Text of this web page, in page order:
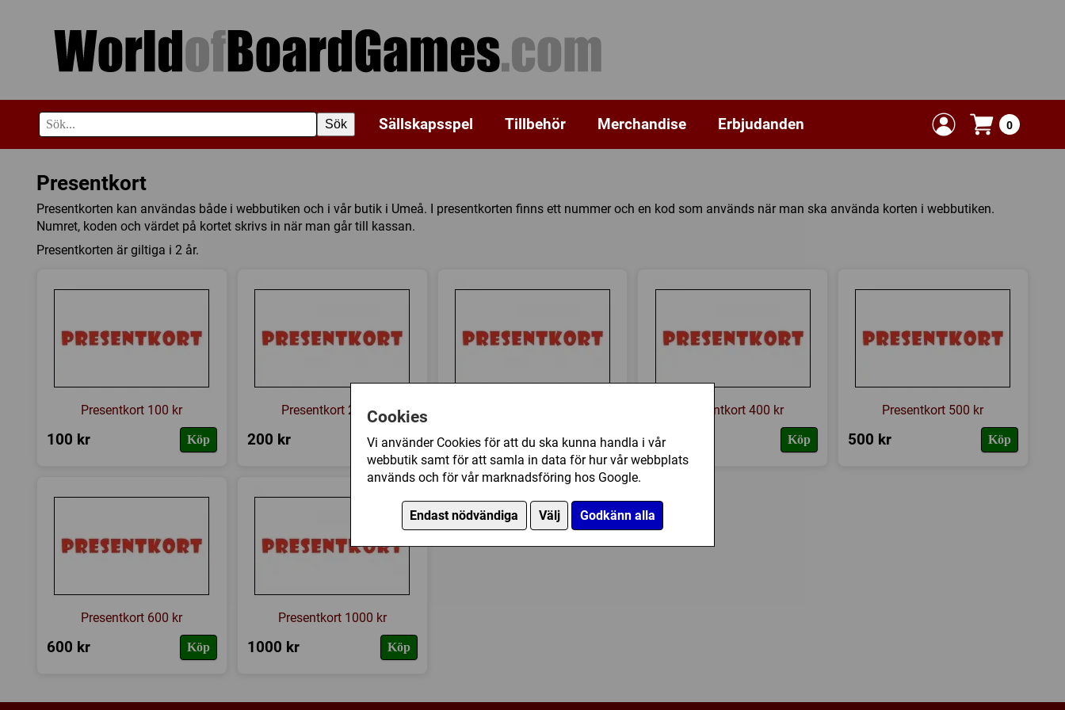
Cookies
Vi använder Cookies för att du ska kunna handla i vår
webbutik samt för att samla in data för hur vår webbplats
används och för vår marknadsföring hos Google.
Endast nödvändiga Välj Godkänn alla
Sök Sällskapsspel Tillbehör Merchandise Erbjudanden 0
Presentkort
Presentkorten kan användas både i webbutiken och i vår butik i Umeå. I presentkorten finns ett nummer och en kod som används när man ska använda korten i webbutiken.
Numret, koden och värdet på kortet skrivs in när man går till kassan.
Presentkorten är giltiga i 2 år.
Presentkort 100 kr
100 kr Köp
Presentkort 200 kr
200 kr Köp 300 kr Köp
Presentkort 400 kr
400 kr Köp
Presentkort 500 kr
500 kr Köp
Presentkort 600 kr
600 kr Köp
Presentkort 1000 kr
1000 kr Köp